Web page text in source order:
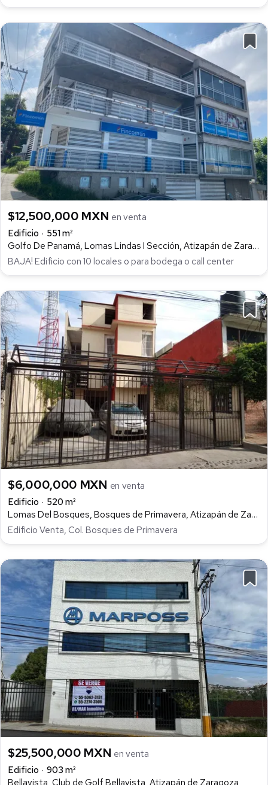
$12,500,000 MXN en venta
Edificio
551 m²
Golfo De Panamá, Lomas Lindas I Sección, Atizapán de Zaragoza
BAJA! Edificio con 10 locales o para bodega o call center
$6,000,000 MXN en venta
Edificio
520 m²
Lomas Del Bosques, Bosques de Primavera, Atizapán de Zaragoza
Edificio Venta, Col. Bosques de Primavera
$25,500,000 MXN en venta
Edificio
903 m²